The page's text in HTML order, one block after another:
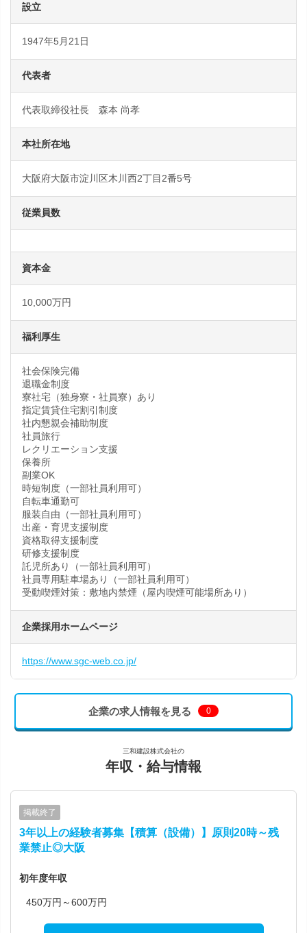
設立
1947年5月21日
代表者
代表取締役社長 森本 尚孝
本社所在地
大阪府大阪市淀川区木川西2丁目2番5号
従業員数
資本金
10,000万円
福利厚生
社会保険完備
退職金制度
寮社宅（独身寮・社員寮）あり
指定賃貸住宅割引制度
社内懇親会補助制度
社員旅行
レクリエーション支援
保養所
副業OK
時短制度（一部社員利用可）
自転車通勤可
服装自由（一部社員利用可）
出産・育児支援制度
資格取得支援制度
研修支援制度
託児所あり（一部社員利用可）
社員専用駐車場あり（一部社員利用可）
受動喫煙対策：敷地内禁煙（屋内喫煙可能場所あり）
企業採用ホームページ
https://www.sgc-web.co.jp/
企業の求人情報を見る 0
三和建設株式会社の
年収・給与情報
掲載終了
3年以上の経験者募集【積算（設備）】原則20時～残
業禁止◎大阪
初年度年収
450万円～600万円